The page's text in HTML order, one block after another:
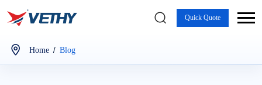
Quick Quote
Home / Blog